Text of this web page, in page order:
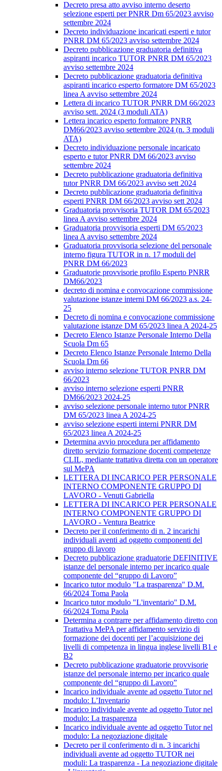
Decreto presa atto avviso interno deserto
selezione esperti per PNRR Dm 65/2023 avviso
settembre 2024
Decreto individuazione incaricati esperti e tutor
PNRR DM 65/2023 avviso settembre 2024
Decreto pubblicazione graduatoria definitiva
aspiranti incarico TUTOR PNRR DM 65/2023
avviso settembre 2024
Decreto pubblicazione graduatoria definitiva
aspiranti incarico esperto formatore DM 65/2023
linea A avviso settembre 2024
Lettera di incarico TUTOR PNRR DM 66/2023
avviso sett. 2024 (3 moduli ATA)
Lettera incarico esperto formatore PNRR
DM66/2023 avviso settembre 2024 (n. 3 moduli
ATA)
Decreto individuazione personale incaricato
esperto e tutor PNRR DM 66/2023 avviso
settembre 2024
Decreto pubblicazione graduatoria definitiva
tutor PNRR DM 66/2023 avviso sett 2024
Decreto pubblicazione graduatoria definitiva
esperti PNRR DM 66/2023 avviso sett 2024
Graduatoria provvisoria TUTOR DM 65/2023
linea A avviso settembre 2024
Graduatoria provvisoria esperti DM 65/2023
linea A avviso settembre 2024
Graduatoria provvisoria selezione del personale
interno figura TUTOR in n. 17 moduli del
PNRR DM 66/2023
Graduatorie provvisorie profilo Esperto PNRR
DM66/2023
decreto di nomina e convocazione commissione
valutazione istanze interni DM 66/2023 a.s. 24-
25
Decreto di nomina e convocazione commissione
valutazione istanze DM 65/2023 linea A 2024-25
Decreto Elenco Istanze Personale Interno Della
Scuola Dm 65
Decreto Elenco Istanze Personale Interno Della
Scuola Dm 66
avviso interno selezione TUTOR PNRR DM
66/2023
avviso interno selezione esperti PNRR
DM66/2023 2024-25
avviso selezione personale interno tutor PNRR
DM 65/2023 linea A 2024-25
avviso selezione esperti interni PNRR DM
65/2023 linea A 2024-25
Determina avvio procedura per affidamento
diretto servizio formazione docenti competenze
CLIL, mediante trattativa diretta con un operatore
sul MePA
LETTERA DI INCARICO PER PERSONALE
INTERNO COMPONENTE GRUPPO DI
LAVORO - Venuti Gabriella
LETTERA DI INCARICO PER PERSONALE
INTERNO COMPONENTE GRUPPO DI
LAVORO - Ventura Beatrice
Decreto per il conferimento di n. 2 incarichi
individuali aventi ad oggetto componenti del
gruppo di lavoro
Decreto pubblicazione graduatorie DEFINITIVE
istanze del personale interno per incarico quale
componente del “gruppo di Lavoro”
Incarico tutor modulo "La trasparenza" D.M.
66/2024 Toma Paola
Incarico tutor modulo "L'inventario" D.M.
66/2024 Toma Paola
Determina a contrarre per affidamento diretto con
Trattativa MePA per affidamento servizio di
formazione dei docenti per l’acquisizione dei
livelli di competenza in lingua inglese livelli B1 e
B2
Decreto pubblicazione graduatorie provvisorie
istanze del personale interno per incarico quale
componente del “gruppo di Lavoro”
Incarico individuale avente ad oggetto Tutor nel
modulo: L’Inventario
Incarico individuale avente ad oggetto Tutor nel
modulo: La trasparenza
Incarico individuale avente ad oggetto Tutor nel
modulo: La negoziazione digitale
Decreto per il conferimento di n. 3 incarichi
individuali avente ad oggetto TUTOR nei
moduli: La trasparenza - La negoziazione digitale